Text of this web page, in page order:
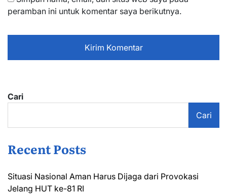
peramban ini untuk komentar saya berikutnya.
Cari
Cari
Recent Posts
Situasi Nasional Aman Harus Dijaga dari Provokasi
Jelang HUT ke-81 RI